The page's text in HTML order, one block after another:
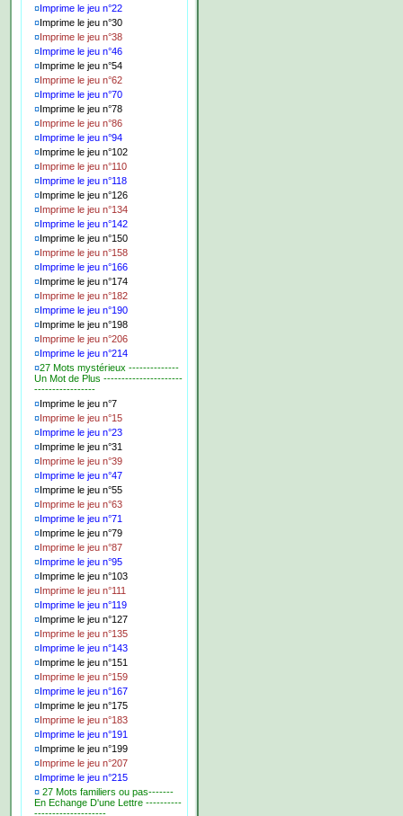
¤Imprime le jeu n°22
¤Imprime le jeu n°30
¤Imprime le jeu n°38
¤Imprime le jeu n°46
¤Imprime le jeu n°54
¤Imprime le jeu n°62
¤Imprime le jeu n°70
¤Imprime le jeu n°78
¤Imprime le jeu n°86
¤Imprime le jeu n°94
¤Imprime le jeu n°102
¤Imprime le jeu n°110
¤Imprime le jeu n°118
¤Imprime le jeu n°126
¤Imprime le jeu n°134
¤Imprime le jeu n°142
¤Imprime le jeu n°150
¤Imprime le jeu n°158
¤Imprime le jeu n°166
¤Imprime le jeu n°174
¤Imprime le jeu n°182
¤Imprime le jeu n°190
¤Imprime le jeu n°198
¤Imprime le jeu n°206
¤Imprime le jeu n°214
¤27 Mots mystérieux --------------
Un Mot de Plus ----------------------
-----------------
¤Imprime le jeu n°7
¤Imprime le jeu n°15
¤Imprime le jeu n°23
¤Imprime le jeu n°31
¤Imprime le jeu n°39
¤Imprime le jeu n°47
¤Imprime le jeu n°55
¤Imprime le jeu n°63
¤Imprime le jeu n°71
¤Imprime le jeu n°79
¤Imprime le jeu n°87
¤Imprime le jeu n°95
¤Imprime le jeu n°103
¤Imprime le jeu n°111
¤Imprime le jeu n°119
¤Imprime le jeu n°127
¤Imprime le jeu n°135
¤Imprime le jeu n°143
¤Imprime le jeu n°151
¤Imprime le jeu n°159
¤Imprime le jeu n°167
¤Imprime le jeu n°175
¤Imprime le jeu n°183
¤Imprime le jeu n°191
¤Imprime le jeu n°199
¤Imprime le jeu n°207
¤Imprime le jeu n°215
¤ 27 Mots familiers ou pas-------
En Echange D'une Lettre ----------
--------------------